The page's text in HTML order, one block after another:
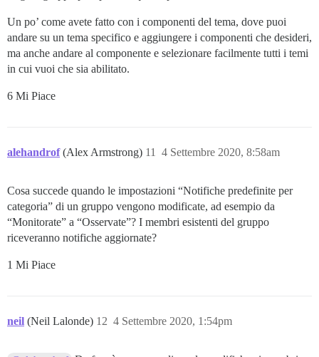
Un po’ come avete fatto con i componenti del tema, dove puoi
andare su un tema specifico e aggiungere i componenti che desideri,
ma anche andare al componente e selezionare facilmente tutti i temi
in cui vuoi che sia abilitato.
6 Mi Piace
alehandrof (Alex Armstrong) 4 Settembre 2020, 8:58am
11
Cosa succede quando le impostazioni “Notifiche predefinite per
categoria” di un gruppo vengono modificate, ad esempio da
“Monitorate” a “Osservate”? I membri esistenti del gruppo
riceveranno notifiche aggiornate?
1 Mi Piace
neil (Neil Lalonde) 4 Settembre 2020, 1:54pm
12